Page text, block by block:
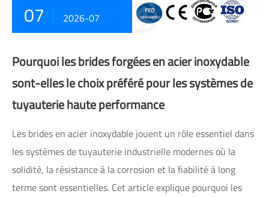
07 2026-07
Pourquoi les brides forgées en acier inoxydable
sont-elles le choix préféré pour les systèmes de
tuyauterie haute performance
Les brides en acier inoxydable jouent un rôle essentiel dans
les systèmes de tuyauterie industrielle modernes où la
solidité, la résistance à la corrosion et la fiabilité à long
terme sont essentielles. Cet article explique pourquoi les